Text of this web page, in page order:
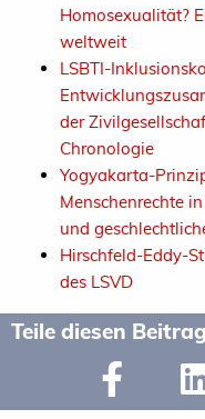
Homosexualität?
weltweit
LSBTI-
der
Chronologie
Yogyakarta-
Menschenrechte
und
Hirschfeld-Eddy-
des LSVD
Teile diesen Beitrag